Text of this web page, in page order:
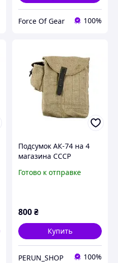
Force Of Gear 100%
Подсумок АК-74 на 4
магазина СССР
Готово к отправке
800₴
Купить
PERUN_SHOP 100%